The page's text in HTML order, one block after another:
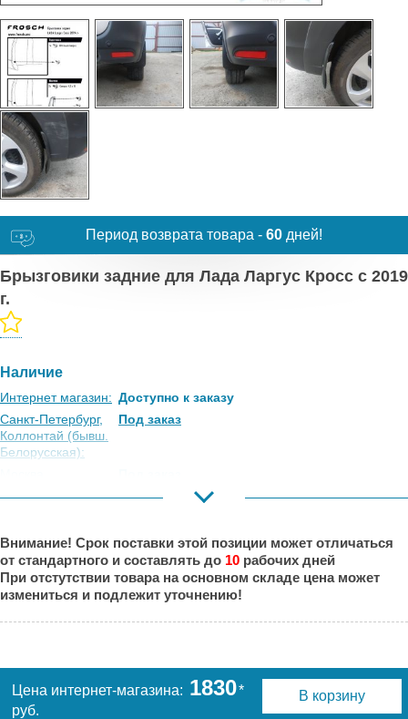
Период возврата товара - 60 дней!
Брызговики задние для Лада Ларгус Кросс с 2019
г.
Наличие
Интернет магазин: Доступно к заказу
Санкт-Петербург,
Коллонтай (бывш.
Белорусская):
Под заказ
Порт:
Великий Новгород: Под заказ
Краснодар:
Под заказ
Челябинск:
Есть
Внимание! Срок поставки этой позиции может отличаться
от стандартного и составлять до 10 рабочих дней
При отстутствии товара на основном складе цена может
измениться и подлежит уточнению!
Цена интернет-магазина: 1830*
руб.
В корзину